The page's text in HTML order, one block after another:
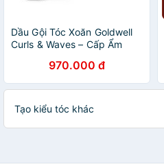
Dầu Gội Tóc Xoăn Goldwell
Curls & Waves – Cấp Ẩm
970.000 đ
Tạo kiểu tóc khác